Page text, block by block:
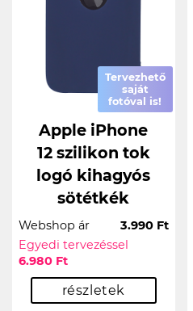
Tervezhető
saját
fotóval is!
Apple iPhone
12 szilikon tok
logó kihagyós
sötétkék
Webshop ár
3.990 Ft
Egyedi tervezéssel
6.980 Ft
részletek